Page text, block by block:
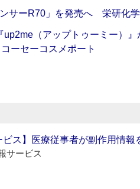
ンサーR70」を発売へ 栄研化学
up2me（アップトゥーミー）
ーセーコスメポート
ビス】医療従事者が副作用情報
サービス